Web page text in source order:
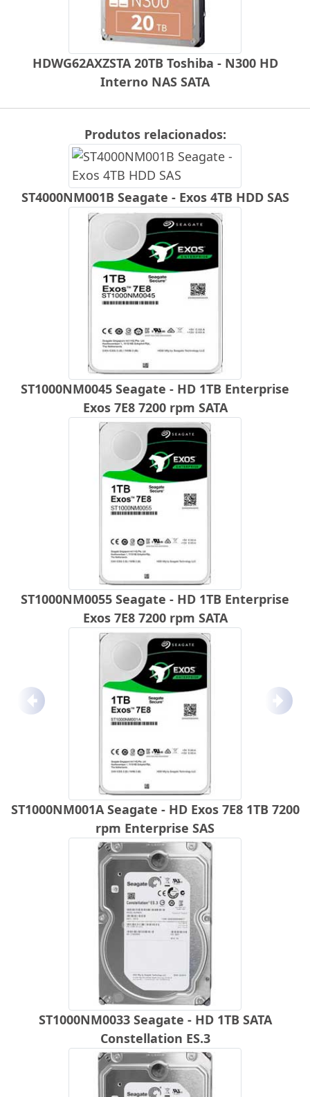
HDWG62AXZSTA 20TB Toshiba - N300 HD
Interno NAS SATA
Produtos relacionados:
ST4000NM001B Seagate - Exos 4TB HDD SAS
ST1000NM0045 Seagate - HD 1TB Enterprise
Exos 7E8 7200 rpm SATA
ST1000NM0055 Seagate - HD 1TB Enterprise
Exos 7E8 7200 rpm SATA
ST1000NM001A Seagate - HD Exos 7E8 1TB 7200
rpm Enterprise SAS
ST1000NM0033 Seagate - HD 1TB SATA
Constellation ES.3
Anterior